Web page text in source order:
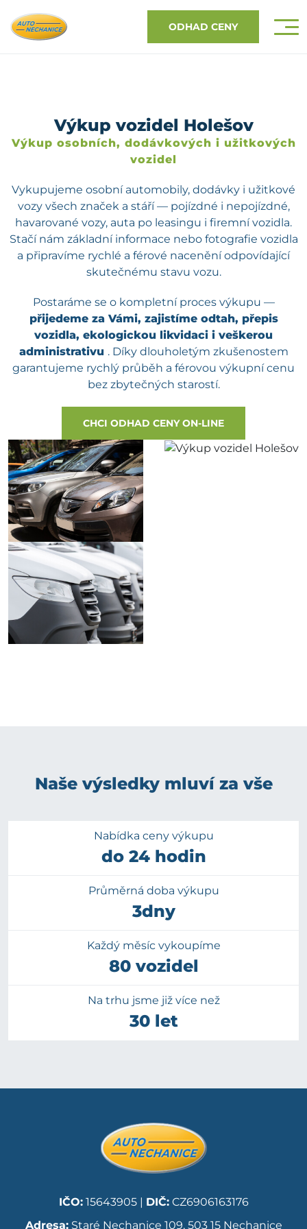
ODHAD CENY
Výkup vozidel Holešov
Výkup osobních, dodávkových i užitkových
vozidel
Vykupujeme osobní automobily, dodávky i užitkové
vozy všech značek a stáří — pojízdné i nepojízdné,
havarované vozy, auta po leasingu i firemní vozidla.
Stačí nám základní informace nebo fotografie vozidla
a připravíme rychlé a férové nacenění odpovídající
skutečnému stavu vozu.
Postaráme se o kompletní proces výkupu —
přijedeme za Vámi, zajistíme odtah, přepis
vozidla, ekologickou likvidaci i veškerou
administrativu . Díky dlouholetým zkušenostem
garantujeme rychlý průběh a férovou výkupní cenu
bez zbytečných starostí.
CHCI ODHAD CENY ON-LINE
Naše výsledky mluví za vše
Nabídka ceny výkupu
do 24 hodin
Průměrná doba výkupu
3dny
Každý měsíc vykoupíme
80 vozidel
Na trhu jsme již více než
30 let
IČO:15643905 | DIČ:CZ6906163176
Adresa:Staré Nechanice 109, 503 15 Nechanice